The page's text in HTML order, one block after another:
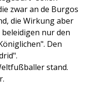
zwar an de Burgos
die Wirkung aber
nur den
Den
stand.